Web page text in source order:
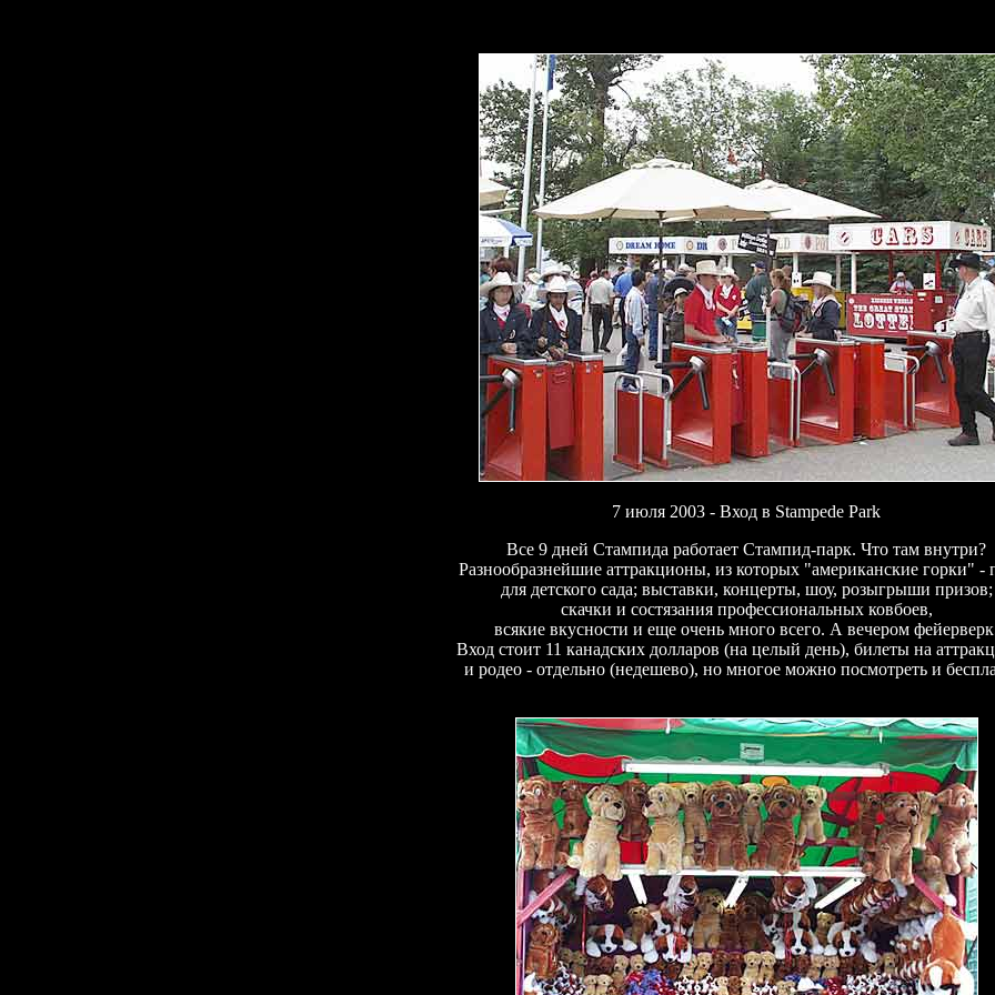
7 июля 2003 - Вход в Stampede Park
Все 9 дней Стампида работает Стампид-парк. Что там внутри?
Разнообразнейшие аттракционы, из которых "американские горки" -
для детского сада; выставки, концерты, шоу, розыгрыши призов;
скачки и состязания профессиональных ковбоев,
всякие вкусности и еще очень много всего. А вечером
Вход стоит 11 канадских долларов (на целый день), билеты на
и родео - отдельно (недешево), но многое можно посмотреть и